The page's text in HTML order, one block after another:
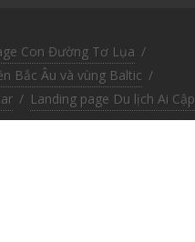
Con Đường Tơ Lụa /
Bắc Âu và vùng Baltic /
/ Landing page Du lịch Ai Cập